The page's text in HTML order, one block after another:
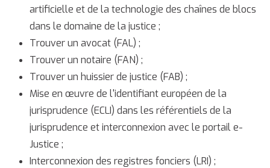
artificielle et de la technologie des chaînes de blocs
dans le domaine de la justice ;
Trouver un avocat (FAL) ;
Trouver un notaire (FAN) ;
Trouver un huissier de justice (FAB) ;
Mise en œuvre de l'identifiant européen de la
jurisprudence (ECLI) dans les référentiels de la
jurisprudence et interconnexion avec le portail e-
Justice ;
Interconnexion des registres fonciers (LRI) ;